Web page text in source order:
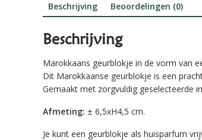
Beschrijving Beoordelingen (0)
Beschrijving
Marokkaans geurblokje in de vorm van
Dit Marokkaanse geurblokje is een
Gemaakt met zorgvuldig geselecteerde
Afmeting: ± 6,5xH4,5 cm.
Je kunt een geurblokje als huisparfum